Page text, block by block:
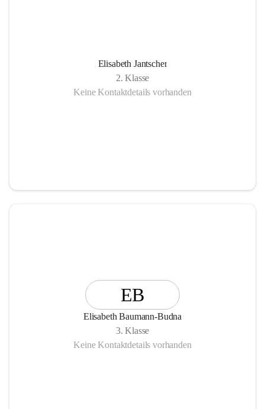
Elisabeth Jantscher
2. Klasse
Keine Kontaktdetails vorhanden
EB
Elisabeth Baumann-Budna
3. Klasse
Keine Kontaktdetails vorhanden